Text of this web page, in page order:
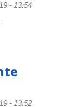
- 13:54
- 13:52